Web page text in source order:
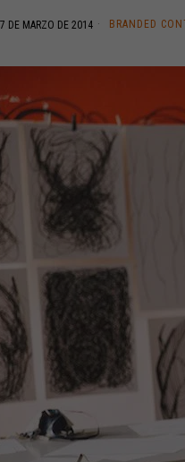
7 DE MARZO DE 2014 BRANDED